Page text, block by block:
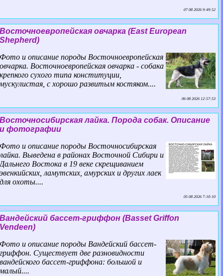
07 08 2026 9:49:52
Восточноевропейская овчарка (East European
Shepherd)
Фото и описание породы Восточноевропейская
овчарка. Восточноевропейская овчарка - собака
крепкого сухого типа конституции,
мускулистая, с хорошо развитым костяком....
06 08 2026 12:57:53
Восточносибирская лайка. Порода собак. Описание
и фотографии
Фото и описание породы Восточносибирская
лайка. Выведена в районах Восточной Сибири и
Дальнего Востока в 19 веке скрещиванием
эвенкийских, ламутских, амурских и других лаек
для охоты....
05 08 2026 7:10:10
Вандейский бассет-гриффон (Basset Griffon
Vendeen)
Фото и описание породы Вандейский бассет-
гриффон. Существует две разновидности
вандейского бассет-гриффона: большой и
малый....